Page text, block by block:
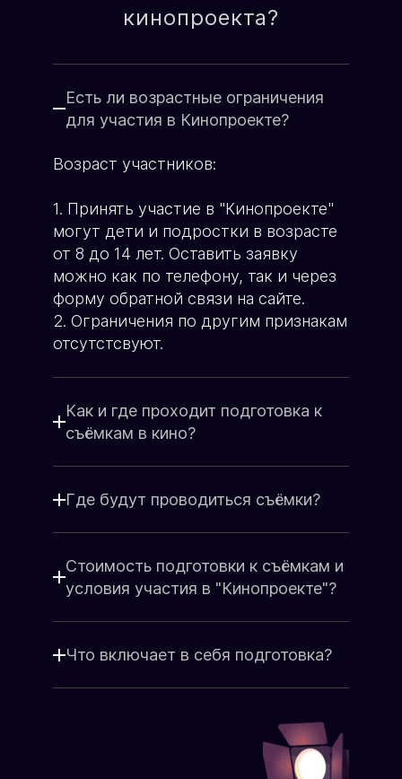
Генеральный продюсер
ХОЧУ УЧАСТВОВАТЬ
Имя родителя:
Возраст ребёнка:
ЗАПИСЬ В КИНОПРОЕКТ
Пример текста...
Я принимаю Положениеи даю
Согласиена обработку персональных
данных.
Я соглашаюсь с условиямиОферты.
кинопроекта?
Есть ли возрастные ограничения
для участия в Кинопроекте?
Возраст участников:
1. Принять участие в "Кинопроекте"
могут дети и подростки в возрасте
от 8 до 14 лет. Оставить заявку
можно как по телефону, так и через
форму обратной связи на сайте.
2. Ограничения по другим признакам
отсутстсвуют.
Как и где проходит подготовка к
съёмкам в кино?
Где будут проводиться съёмки?
Стоимость подготовки к съёмкам и
условия участия в "Кинопроекте"?
Что включает в себя подготовка?